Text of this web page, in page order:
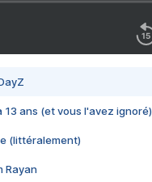
13 ans (et vous l'avez ignoré)
(littéralement)
Rayan